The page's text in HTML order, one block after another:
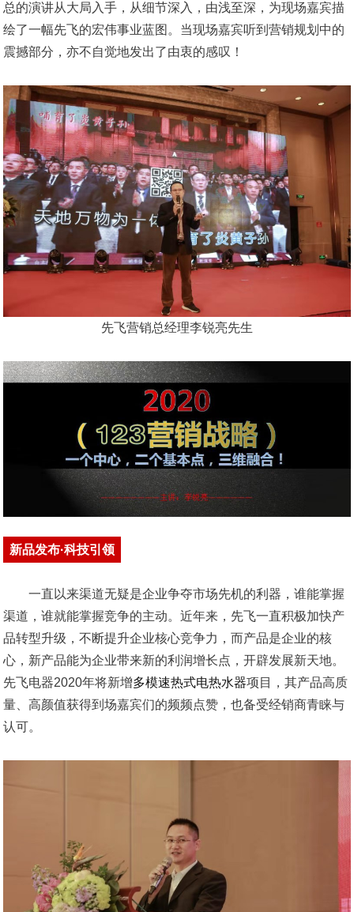
总的演讲从大局入手，从细节深入，由浅至深，为现场嘉宾描
绘了一幅先飞的宏伟事业蓝图。当现场嘉宾听到营销规划中的
震撼部分，亦不自觉地发出了由衷的感叹！
先飞营销总经理李锐亮先生
新品发布·科技引领
一直以来渠道无疑是企业争夺市场先机的利器，谁能掌握
渠道，谁就能掌握竞争的主动。近年来，先飞一直积极加快产
品转型升级，不断提升企业核心竞争力，而产品是企业的核
心，新产品能为企业带来新的利润增长点，开辟发展新天地。
先飞电器2020年将新增多模速热式电热水器项目，其产品高质
量、高颜值获得到场嘉宾们的频频点赞，也备受经销商青睐与
认可。